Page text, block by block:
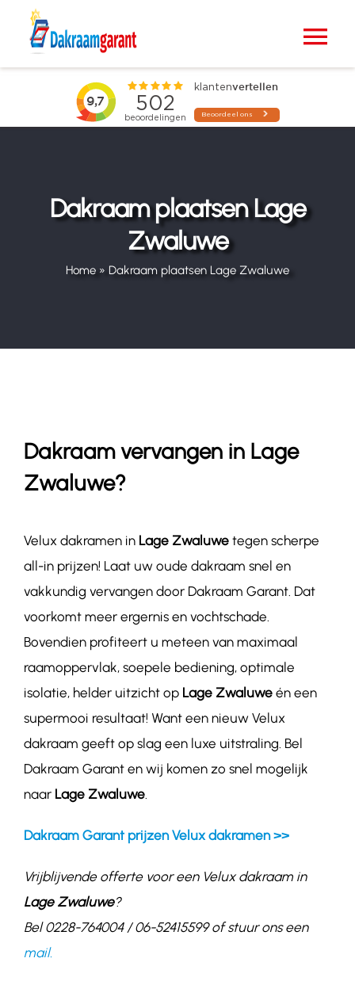
Blogs
Dakraam plaatsen Lage
Zwaluwe
Home » Dakraam plaatsen Lage Zwaluwe
Dakraam vervangen in Lage
Zwaluwe?
Velux dakramen in Lage Zwaluwetegen scherpe
all-in prijzen! Laat uw oude dakraam snel en
vakkundig vervangen door Dakraam Garant. Dat
voorkomt meer ergernis en vochtschade.
Bovendien profiteert u meteen van maximaal
raamoppervlak, soepele bediening, optimale
isolatie, helder uitzicht op Lage Zwaluweén een
supermooi resultaat! Want een nieuw Velux
dakraam geeft op slag een luxe uitstraling. Bel
Dakraam Garant en wij komen zo snel mogelijk
naar Lage Zwaluwe.
Dakraam Garant prijzen Velux dakramen >>
Vrijblijvende offerte voor een Velux dakraam in
Lage Zwaluwe?
Bel 0228-764004 / 06-52415599 of stuur ons een
mail.